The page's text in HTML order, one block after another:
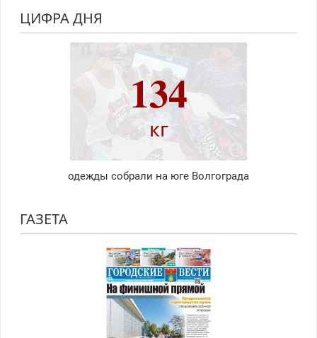
ЦИФРА ДНЯ
134
кг
одежды собрали на юге Волгограда
ГАЗЕТА